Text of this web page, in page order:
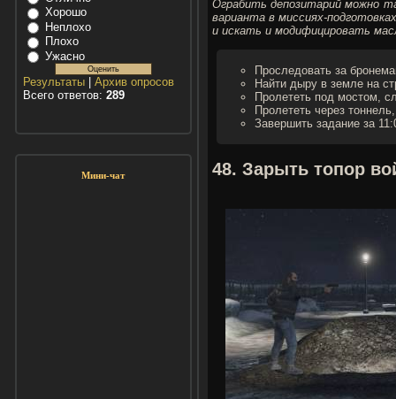
Хорошо
Неплохо
Плохо
Ужасно
Результаты| Архив опросов
Всего ответов: 289
Мини-чат
Ограбить депозитарий можно
варианта в миссиях-
и искать и модифицировать
Проследовать за
Найти дыру в земле на
Пролететь под мостом,
Пролететь через
Завершить задание за
48. Зарыть топор